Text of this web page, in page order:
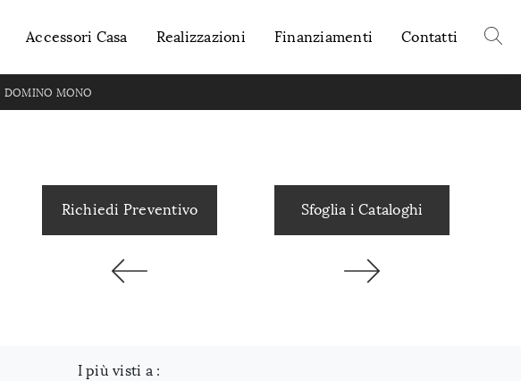
Accessori Casa Realizzazioni Finanziamenti Contatti
DOMINO MONO
Richiedi Preventivo Sfoglia i Cataloghi
I più visti a :